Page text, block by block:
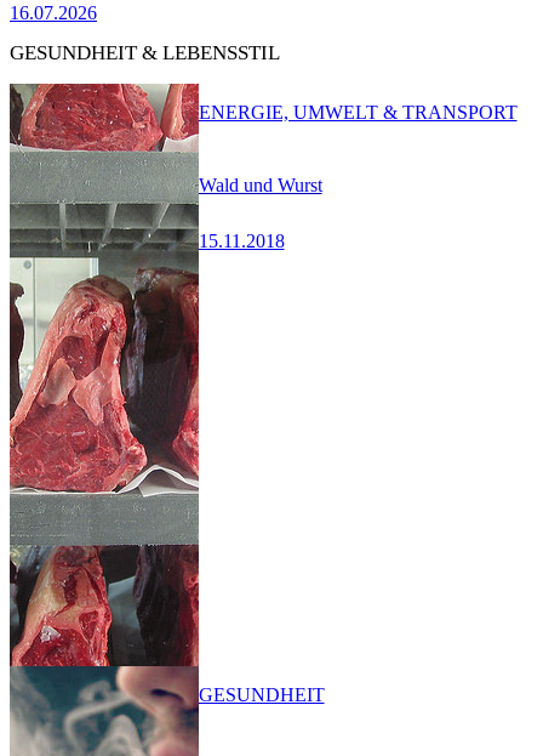
16.07.2026
GESUNDHEIT & LEBENSSTIL
Wald und Wurst
15.11.2018
ENERGIE, UMWELT & TRANSPORT
GESUNDHEIT